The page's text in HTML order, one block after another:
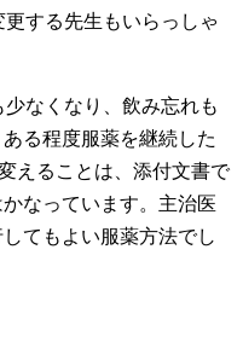
する先生もいらっしゃ
なくなり、飲み忘れも
る程度服薬を継続した
えることは、添付文書で
なっています。主治医
てもよい服薬方法でし